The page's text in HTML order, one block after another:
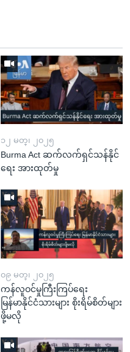
၁၂ မတ္၊ ၂၀၂၅
Burma Act ဆက်လက်ရှင်သန်နိုင်
ရေး အားထုတ်မှု
၀၉ မတ္၊ ၂၀၂၅
ကန်လူဝင်မှုကြီးကြပ်ရေး
မြန်မာနိုင်ငံသားများ စိုးရိမ်စိတ်များ
ဖို့မလို